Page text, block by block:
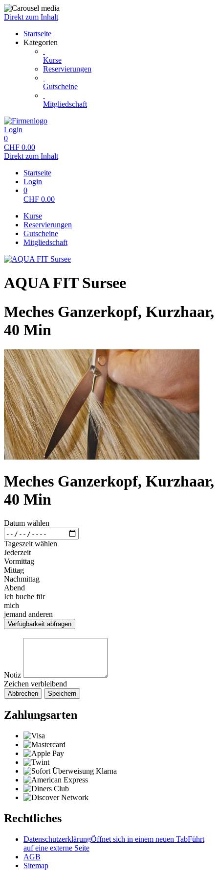
Direkt zum Inhalt
Startseite
Kategorien
Kurse
Reservierungen
Gutscheine
Mitgliedschaft
Login
0
CHF 0.00
Direkt zum Inhalt
Startseite
Login
0
CHF 0.00
Kurse
Reservierungen
Gutscheine
Mitgliedschaft
AQUA FIT Sursee
Meches Ganzerkopf, Kurzhaar,
40 Min
Meches Ganzerkopf, Kurzhaar,
40 Min
Datum wählen
Tageszeit wählen
Jederzeit
Vormittag
Mittag
Nachmittag
Abend
Ich buche für
mich
jemand anderen
Verfügbarkeit abfragen
Notiz
Zeichen verbleibend
Abbrechen Speichern
Zahlungsarten
Rechtliches
DatenschutzerklärungÖffnet sich in einem neuen TabFührt
auf eine externe Seite
AGB
Sitemap